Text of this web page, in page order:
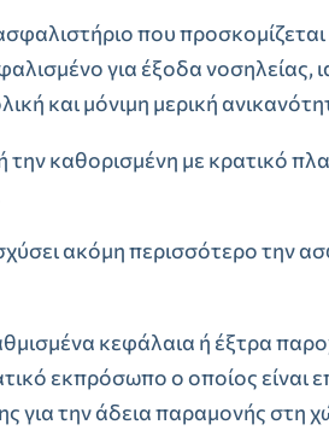
που
για έξοδα
και μόνιμη μερική
καθορισμένη με κρατικό
ακόμη περισσότερο την
κεφάλαια ή έξτρα
εκπρόσωπο ο οποίος είναι
για την άδεια παραμονής στη